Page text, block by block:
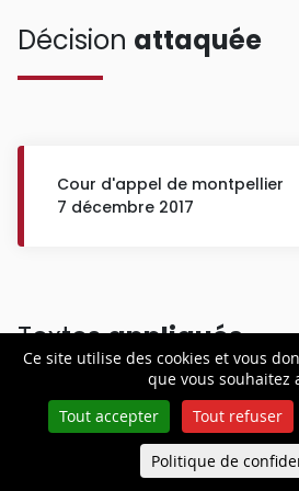
Ce site utilise des cookies et vous
que vous souhaitez
Tout accepter
Tout refuser
Politique de
Décision attaquée
Cour d'appel de montpellier
7 décembre 2017
Textesappliqués
, alinéas 1 et 2, du
Queue-Fair